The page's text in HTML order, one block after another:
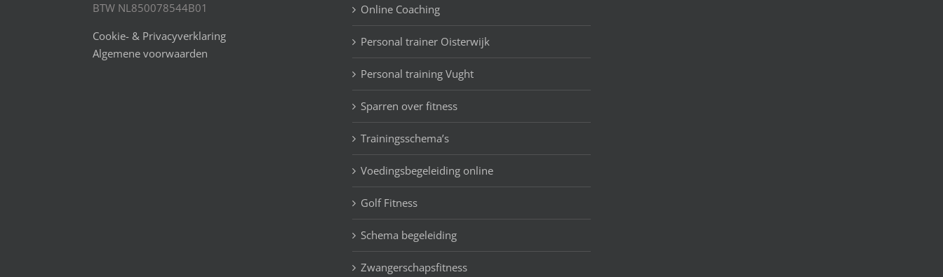
BTW NL850078544B01
Cookie- & Privacyverklaring
Algemene voorwaarden
Online Coaching
Personal trainer Oisterwijk
Personal training Vught
Sparren over fitness
Trainingsschema’s
Voedingsbegeleiding online
Golf Fitness
Schema begeleiding
Zwangerschapsfitness